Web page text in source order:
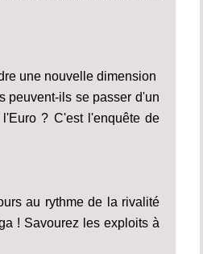
une nouvelle dimension
peuvent-ils se passer d'un
? C'est l'enquête de
au rythme de la rivalité
! Savourez les exploits à